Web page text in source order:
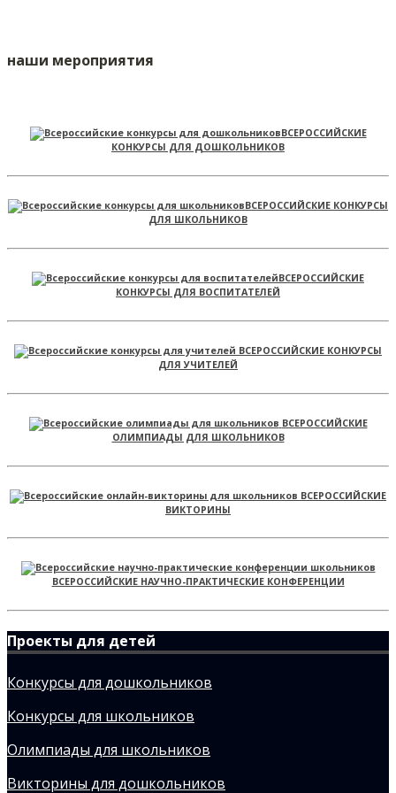
наши мероприятия
ВСЕРОССИЙСКИЕ
КОНКУРСЫ ДЛЯ ДОШКОЛЬНИКОВ
ВСЕРОССИЙСКИЕ КОНКУРСЫ
ДЛЯ ШКОЛЬНИКОВ
ВСЕРОССИЙСКИЕ
КОНКУРСЫ ДЛЯ ВОСПИТАТЕЛЕЙ
ВСЕРОССИЙСКИЕ КОНКУРСЫ
ДЛЯ УЧИТЕЛЕЙ
ВСЕРОССИЙСКИЕ
ОЛИМПИАДЫ ДЛЯ ШКОЛЬНИКОВ
ВСЕРОССИЙСКИЕ
ВИКТОРИНЫ
ВСЕРОССИЙСКИЕ НАУЧНО-ПРАКТИЧЕСКИЕ КОНФЕРЕНЦИИ
Проекты для детей
Конкурсы для дошкольников
Конкурсы для школьников
Олимпиады для школьников
Викторины для дошкольников